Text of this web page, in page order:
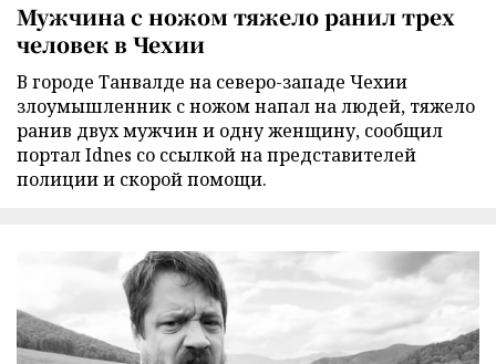
Мужчина с ножом тяжело ранил трех
человек в Чехии
В городе Танвалде на северо-западе Чехии
злоумышленник с ножом напал на людей, тяжело
ранив двух мужчин и одну женщину, сообщил
портал Idnes со ссылкой на представителей
полиции и скорой помощи.